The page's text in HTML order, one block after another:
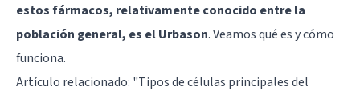
estos fármacos, relativamente conocido entre la
población general, es el Urbason. Veamos qué es y cómo
funciona.
Artículo relacionado: "Tipos de células principales del